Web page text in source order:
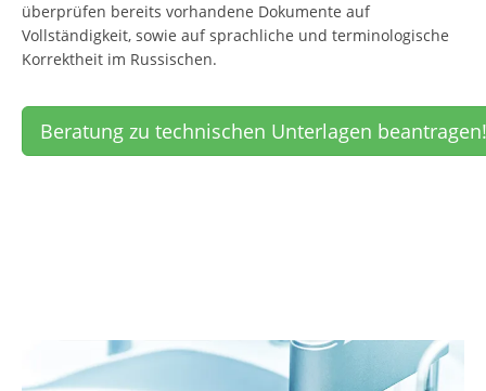
überprüfen bereits vorhandene Dokumente auf
Vollständigkeit, sowie auf sprachliche und terminologische
Korrektheit im Russischen.
Beratung zu technischen Unterlagen beantragen!